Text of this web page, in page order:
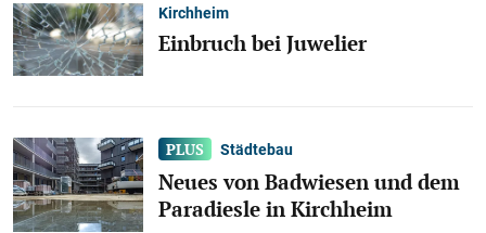
Kirchheim
Einbruch bei Juwelier
Städtebau
Neues von Badwiesen und dem
Paradiesle in Kirchheim